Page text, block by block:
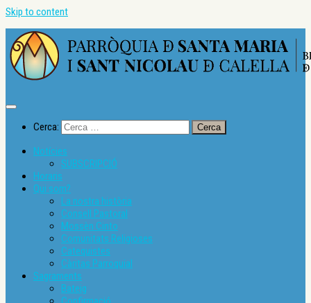
Skip to content
Cerca:
Notícies
SUBSCRIPCIÓ
Horaris
Qui som?
La nostra història
Consell Pastoral
Mossèn Cinto
Comunitats Religioses
Catequistes
Càritas Parroquial
Sagraments
Bateig